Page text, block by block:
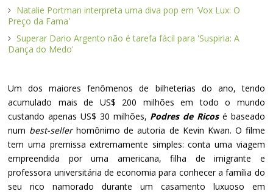
Natalie Portman interpreta uma diva pop em 'Vox Lux: O
Preço da Fama'
Superar Dario Argento não é tarefa fácil para 'Suspiria: A
Dança do Medo'
Um dos maiores fenômenos de bilheterias do ano, tendo
acumulado mais de US$ 200 milhões em todo o mundo
custando apenas US$ 30 milhões, Podres de Ricos é baseado
num best-sellerhomônimo de autoria de Kevin Kwan. O filme
tem uma premissa extremamente simples: conta uma viagem
empreendida por uma americana, filha de imigrante e
professora universitária de economia para conhecer a família do
seu rico namorado durante um casamento luxuoso em